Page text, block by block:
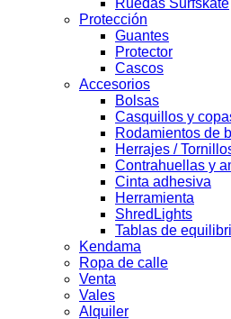
Ruedas Surfskate
Protección
Guantes
Protector
Cascos
Accesorios
Bolsas
Casquillos y
Rodamientos de
Herrajes /
Contrahuellas y
Cinta adhesiva
Herramienta
ShredLights
Tablas de
Kendama
Ropa de calle
Venta
Vales
Alquiler